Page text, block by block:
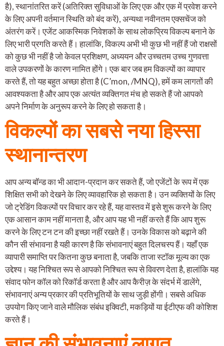
है), स्थानांतरित करें (अतिरिक्त सुविधाओं के लिए एक और एक में प्रवेश करने
के लिए अपनी वर्तमान स्थिति को बंद करें), अन्यथा नवीनतम एक्सचेंज को
अंतरंग करें। एजेंट आकस्मिक निवेशकों के साथ लोकप्रिय विकल्प बनाने के
लिए भारी प्रगति करते हैं। हालांकि, विकल्प अभी भी कुछ भी नहीं हैं जो राक्षसों
को कुछ भी नहीं है जो केवल प्रशिक्षण, अध्ययन और उच्चतम उच्च गुणवत्ता
वाले उपकरणों के कारण नामित होंगे। एक बार जब हम विकल्पों का व्यापार
करते हैं, तो यह बहुत अच्छा होता है (C’mon, /MNQ), हमें कम लागतों की
आवश्यकता है और आप एक अत्यंत व्यक्तिगत मंच हो सकते हैं जो आपको
अपने निर्माण के अनुरूप करने के लिए हो सकता है।
विकल्पों का सबसे नया हिस्सा
स्थानान्तरण
आप अन्य बॉन्ड का भी आदान-प्रदान कर सकते हैं, जो एजेंटों के रूप में एक
शिक्षित सभी को देखने के लिए व्यावहारिक हो सकता है। उन व्यक्तियों के लिए
जो ट्रेडिंग विकल्पों पर विचार कर रहे हैं, यह वास्तव में इसे शुरू करने के लिए
एक आसान काम नहीं मानता है, और आप यह भी नहीं करते हैं कि आप शुरू
करने के लिए टन टन की इच्छा नहीं रखते हैं। उनके विकास को बढ़ाने की
कौन सी संभावना है यही कारण है कि संभावनाएं बहुत दिलचस्प हैं। यहाँ एक
व्यापारी समाप्ति पर कितना कुछ बनाता है, जबकि ताजा स्टॉक मूल्य का एक
उद्देश्य। यह निश्चित रूप से आपको निश्चित रूप से विवरण देता है, हालांकि यह
संवाद फोन कॉल को रिकॉर्ड करता है और आप कैरीज़ के संदर्भ में डालेंगे,
संभावनाएं अन्य प्रकार की प्रतिभूतियों के साथ जुड़ी होंगी। सबसे अधिक
उपयोग किए जाने वाले मौलिक संबंध इक्विटी, मकड़ियों या ईटीएफ की कोशिश
करते हैं।